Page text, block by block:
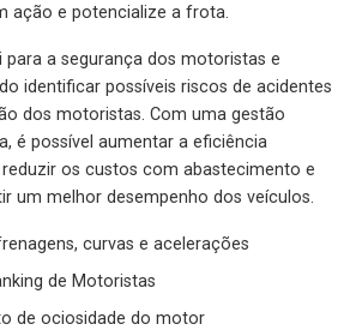
ação e potencialize a frota.
a segurança dos motoristas e
identificar possíveis riscos de acidentes
dos motoristas. Com uma gestão
é possível aumentar a eficiência
os custos com abastecimento e
um melhor desempenho dos veículos.
curvas e acelerações
de Motoristas
de ociosidade do motor